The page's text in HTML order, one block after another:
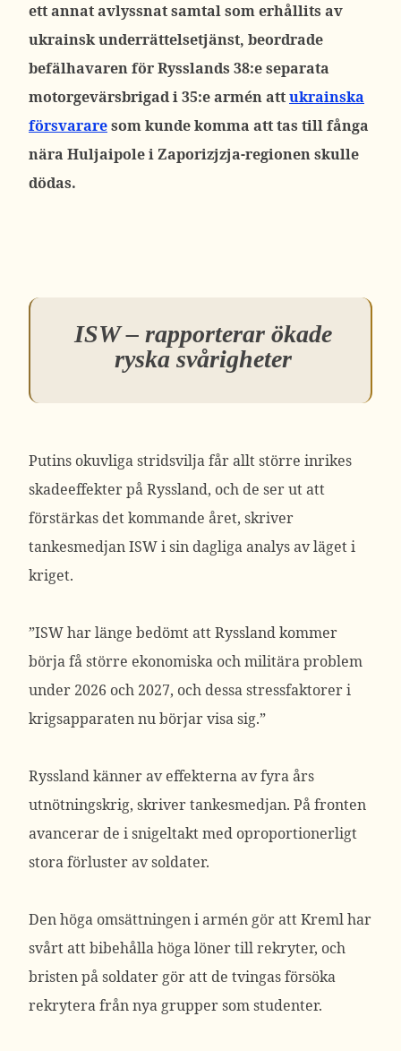
ett annat avlyssnat samtal som erhållits av
ukrainsk underrättelsetjänst, beordrade
befälhavaren för Rysslands 38:e separata
motorgevärsbrigad i 35:e armén attukrainska
försvararesom kunde komma att tas till fånga
nära Huljaipole i Zaporizjzja-regionen skulle
dödas.
ISW – rapporterar ökade
ryska svårigheter
Putins okuvliga stridsvilja får allt större inrikes
skadeeffekter på Ryssland, och de ser ut att
förstärkas det kommande året, skriver
tankesmedjan ISW i sin dagliga analys av läget i
kriget.
”ISW har länge bedömt att Ryssland kommer
börja få större ekonomiska och militära problem
under 2026 och 2027, och dessa stressfaktorer i
krigsapparaten nu börjar visa sig.”
Ryssland känner av effekterna av fyra års
utnötningskrig, skriver tankesmedjan. På fronten
avancerar de i snigeltakt med oproportionerligt
stora förluster av soldater.
Den höga omsättningen i armén gör att Kreml har
svårt att bibehålla höga löner till rekryter, och
bristen på soldater gör att de tvingas försöka
rekrytera från nya grupper som studenter.